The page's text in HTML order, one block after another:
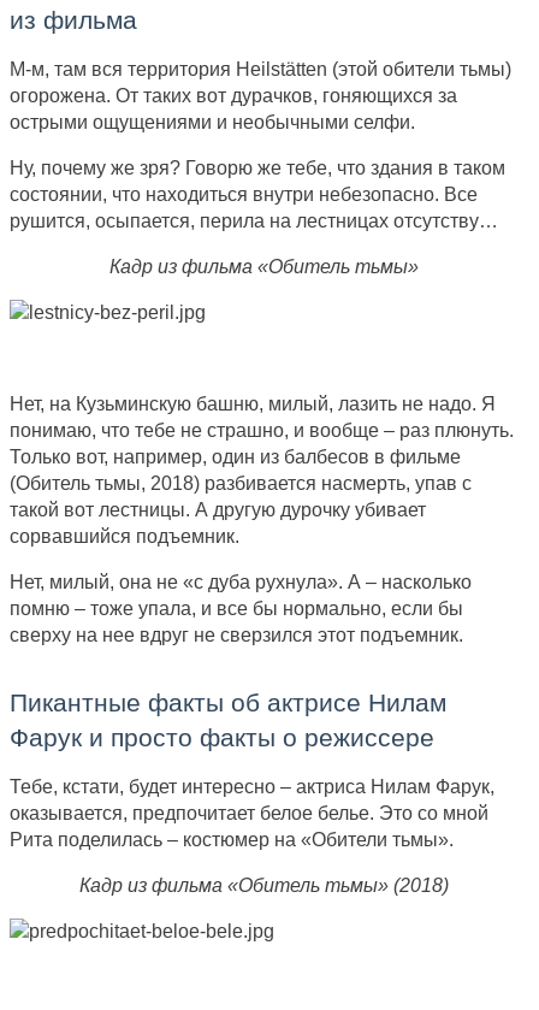
из фильма
М-м, там вся территория Heilstätten (этой обители тьмы)
огорожена. От таких вот дурачков, гоняющихся за
острыми ощущениями и необычными селфи.
Ну, почему же зря? Говорю же тебе, что здания в таком
состоянии, что находиться внутри небезопасно. Все
рушится, осыпается, перила на лестницах отсутству…
Кадр из фильма «Обитель тьмы»
Нет, на Кузьминскую башню, милый, лазить не надо. Я
понимаю, что тебе не страшно, и вообще – раз плюнуть.
Только вот, например, один из балбесов в фильме
(Обитель тьмы, 2018) разбивается насмерть, упав с
такой вот лестницы. А другую дурочку убивает
сорвавшийся подъемник.
Нет, милый, она не «с дуба рухнула». А – насколько
помню – тоже упала, и все бы нормально, если бы
сверху на нее вдруг не сверзился этот подъемник.
Пикантные факты об актрисе Нилам
Фарук и просто факты о режиссере
Тебе, кстати, будет интересно – актриса Нилам Фарук,
оказывается, предпочитает белое белье. Это со мной
Рита поделилась – костюмер на «Обители тьмы».
Кадр из фильма «Обитель тьмы» (2018)